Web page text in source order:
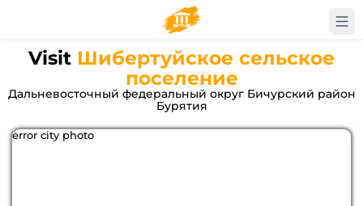
Visit Шибертуйское сельское
поселение
Дальневосточный федеральный округ Бичурский район
Бурятия
error city photo